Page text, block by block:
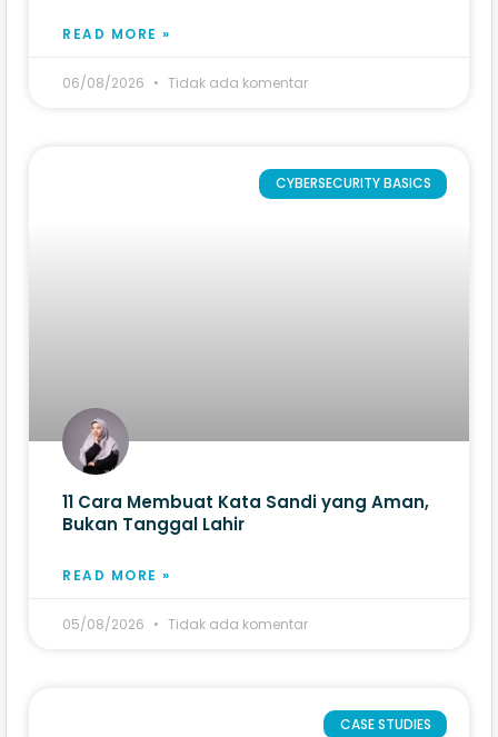
READ MORE »
06/08/2026 Tidak ada komentar
CYBERSECURITY BASICS
11 Cara Membuat Kata Sandi yang Aman,
Bukan Tanggal Lahir
READ MORE »
05/08/2026 Tidak ada komentar
CASE STUDIES